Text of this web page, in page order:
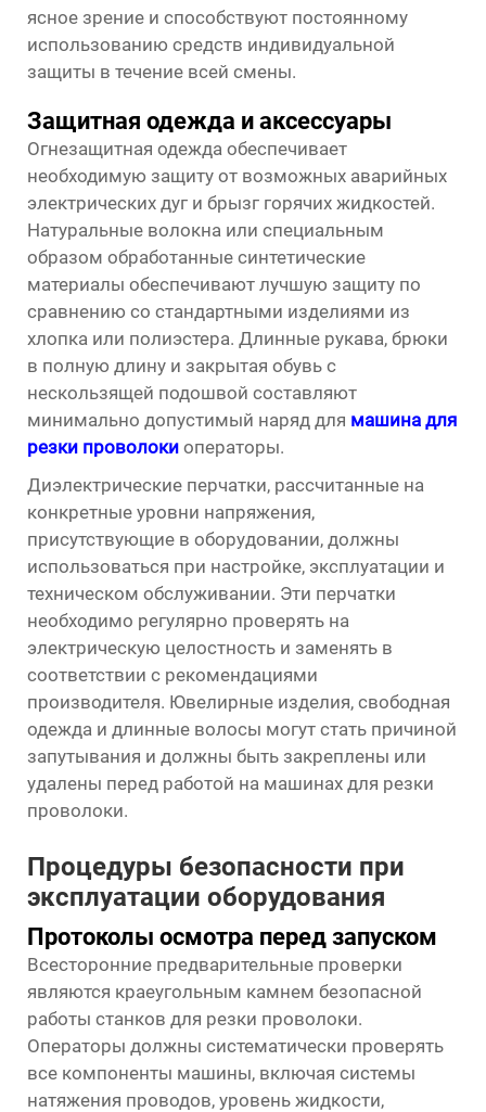
ясное зрение и способствуют постоянному
использованию средств индивидуальной
защиты в течение всей смены.
Защитная одежда и аксессуары
Огнезащитная одежда обеспечивает
необходимую защиту от возможных аварийных
электрических дуг и брызг горячих жидкостей.
Натуральные волокна или специальным
образом обработанные синтетические
материалы обеспечивают лучшую защиту по
сравнению со стандартными изделиями из
хлопка или полиэстера. Длинные рукава, брюки
в полную длину и закрытая обувь с
нескользящей подошвой составляют
минимально допустимый наряд для машина для
резки проволоки операторы.
Диэлектрические перчатки, рассчитанные на
конкретные уровни напряжения,
присутствующие в оборудовании, должны
использоваться при настройке, эксплуатации и
техническом обслуживании. Эти перчатки
необходимо регулярно проверять на
электрическую целостность и заменять в
соответствии с рекомендациями
производителя. Ювелирные изделия, свободная
одежда и длинные волосы могут стать причиной
запутывания и должны быть закреплены или
удалены перед работой на машинах для резки
проволоки.
Процедуры безопасности при
эксплуатации оборудования
Протоколы осмотра перед запуском
Всесторонние предварительные проверки
являются краеугольным камнем безопасной
работы станков для резки проволоки.
Операторы должны систематически проверять
все компоненты машины, включая системы
натяжения проводов, уровень жидкости,